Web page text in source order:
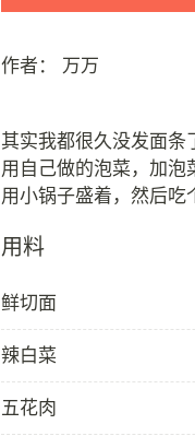
作者： 万万
其实我都很久没发面条
用自己做的泡菜，加泡
用料
鲜切面
辣白菜
五花肉